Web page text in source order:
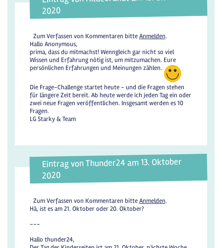
2020
Zum Verfassen von Kommentaren bitteAnmelden.
Hallo Anonymous,
prima, dass du mitmachst! Wenngleich gar nicht so viel
Wissen und Erfahrung nötig ist, um mitzumachen. Eure
persönlichen Erfahrungen und Meinungen zählen.
Die Frage-Challenge startet heute - und die Fragen stehen
für längere Zeit bereit. Ab heute werde ich jeden Tag ein oder
zwei neue Fragen veröffentlichen. Insgesamt werden es 10
Fragen.
LG Starky & Team
Eintrag von Thunder24 am 13. Oktober
2020
Zum Verfassen von Kommentaren bitteAnmelden.
Hä, ist es am 21. Oktober oder 20. Oktober?
---
Hallo thunder24,